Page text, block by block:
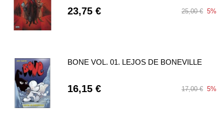
23,75 € 25,00 € 5%
BONE VOL. 01. LEJOS DE BONEVILLE
16,15 € 17,00 € 5%